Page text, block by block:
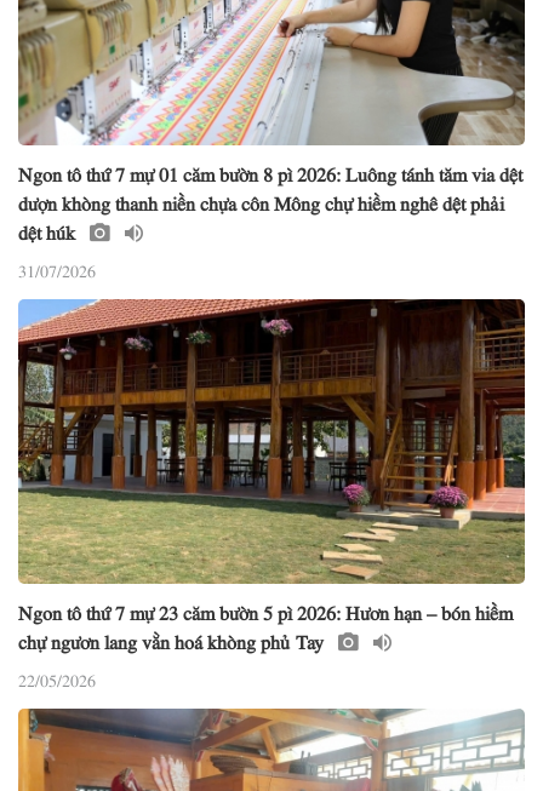
Ngon tô thứ 7 mự 01 căm bườn 8 pì 2026: Luông tánh tăm via dệt
dượn khòng thanh niền chựa côn Mông chự hiềm nghê dệt phải
dệt húk
31/07/2026
Ngon tô thứ 7 mự 23 căm bườn 5 pì 2026: Hươn hạn – bón hiềm
chự ngươn lang vằn hoá khòng phủ Tay
22/05/2026